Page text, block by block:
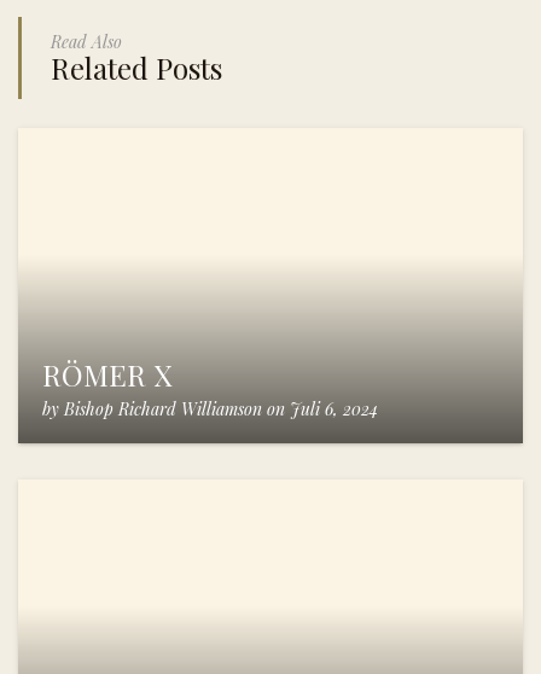
Read Also
Related Posts
RÖMER X
by Bishop Richard Williamson on Juli 6, 2024